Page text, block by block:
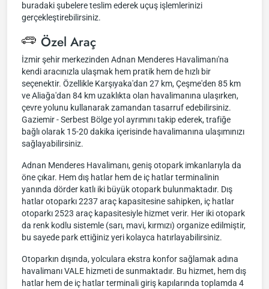
buradaki şubelere teslim ederek uçuş işlemlerinizi
gerçekleştirebilirsiniz.
Özel Araç
İzmir şehir merkezinden Adnan Menderes Havalimanı'na
kendi aracınızla ulaşmak hem pratik hem de hızlı bir
seçenektir. Özellikle Karşıyaka'dan 27 km, Çeşme'den 85 km
ve Aliağa'dan 84 km uzaklıkta olan havalimanına ulaşırken,
çevre yolunu kullanarak zamandan tasarruf edebilirsiniz.
Gaziemir - Serbest Bölge yol ayrımını takip ederek, trafiğe
bağlı olarak 15-20 dakika içerisinde havalimanına ulaşımınızı
sağlayabilirsiniz.
Adnan Menderes Havalimanı, geniş otopark imkanlarıyla da
öne çıkar. Hem dış hatlar hem de iç hatlar terminalinin
yanında dörder katlı iki büyük otopark bulunmaktadır. Dış
hatlar otoparkı 2237 araç kapasitesine sahipken, iç hatlar
otoparkı 2523 araç kapasitesiyle hizmet verir. Her iki otopark
da renk kodlu sistemle (sarı, mavi, kırmızı) organize edilmiştir,
bu sayede park ettiğiniz yeri kolayca hatırlayabilirsiniz.
Otoparkın dışında, yolculara ekstra konfor sağlamak adına
havalimanı VALE hizmeti de sunmaktadır. Bu hizmet, hem dış
hatlar hem de iç hatlar terminali giriş kapılarında toplamda 4